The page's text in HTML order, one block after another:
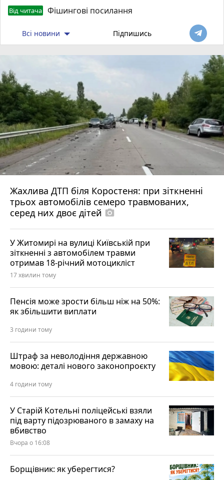
Від читача Фішингові посилання
Всі новини Підпишись
Жахлива ДТП біля Коростеня: при зіткненні
трьох автомобілів семеро травмованих,
серед них двоє дітей photo_camera
У Житомирі на вулиці Київській при
зіткненні з автомобілем травми
отримав 18-річний мотоцикліст
17 хвилин тому
Пенсія може зрости більш ніж на 50%:
як збільшити виплати
3 години тому
Штраф за неволодіння державною
мовою: деталі нового законопроєкту
4 години тому
У Старій Котельні поліцейські взяли
під варту підозрюваного в замаху на
вбивство
Вчора о 16:08
Борщівник: як уберегтися?